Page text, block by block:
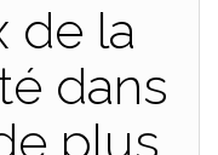
de la
dans
plus